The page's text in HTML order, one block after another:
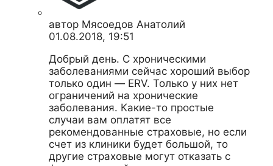
автор Мясоедов Анатолий
01.08.2018, 19:51
Добрый день. С хроническими
заболеваниями сейчас хороший выбор
только один — ERV. Только у них нет
ограничений на хронические
заболевания. Какие-то простые
случаи вам оплатят все
рекомендованные страховые, но если
счет из клиники будет большой, то
другие страховые могут отказать с